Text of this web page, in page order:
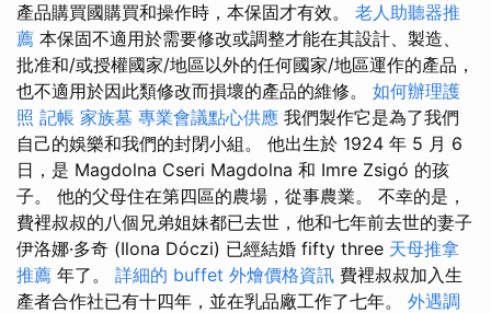
產品購買國購買和操作時，本保固才有效。 老人助聽器推
薦 本保固不適用於需要修改或調整才能在其設計、製造、
批准和/或授權國家/地區以外的任何國家/地區運作的產品，
也不適用於因此類修改而損壞的產品的維修。 如何辦理護
照 記帳 家族墓 專業會議點心供應 我們製作它是為了我們
自己的娛樂和我們的封閉小組。 他出生於 1924 年 5 月 6
日，是 Magdolna Cseri Magdolna 和 Imre Zsigó 的孩
子。 他的父母住在第四區的農場，從事農業。 不幸的是，
費裡叔叔的八個兄弟姐妹都已去世，他和七年前去世的妻子
伊洛娜·多奇 (Ilona Dóczi) 已經結婚 fifty three 天母推拿
推薦 年了。 詳細的 buffet 外燴價格資訊 費裡叔叔加入生
產者合作社已有十四年，並在乳品廠工作了七年。 外遇調